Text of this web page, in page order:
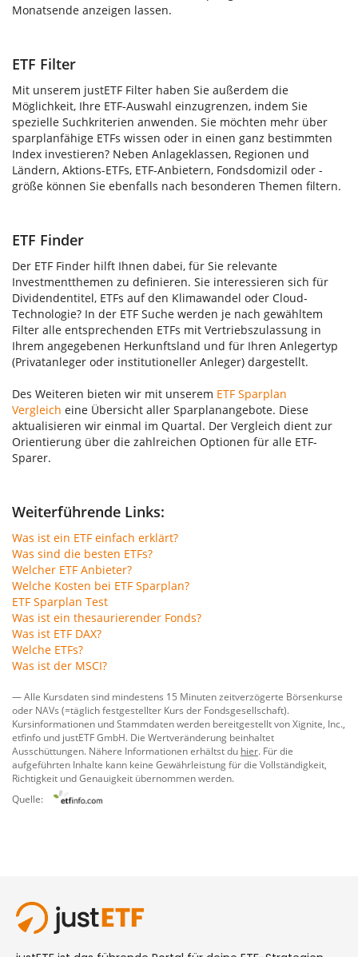
Monatsende anzeigen lassen.
ETF Filter
Mit unserem justETF Filter haben Sie außerdem die
Möglichkeit, Ihre ETF-Auswahl einzugrenzen, indem Sie
spezielle Suchkriterien anwenden. Sie möchten mehr über
sparplanfähige ETFs wissen oder in einen ganz bestimmten
Index investieren? Neben Anlageklassen, Regionen und
Ländern, Aktions-ETFs, ETF-Anbietern, Fondsdomizil oder -
größe können Sie ebenfalls nach besonderen Themen filtern.
ETF Finder
Der ETF Finder hilft Ihnen dabei, für Sie relevante
Investmentthemen zu definieren. Sie interessieren sich für
Dividendentitel, ETFs auf den Klimawandel oder Cloud-
Technologie? In der ETF Suche werden je nach gewähltem
Filter alle entsprechenden ETFs mit Vertriebszulassung in
Ihrem angegebenen Herkunftsland und für Ihren Anlegertyp
(Privatanleger oder institutioneller Anleger) dargestellt.
Des Weiteren bieten wir mit unserem ETF Sparplan
Vergleich eine Übersicht aller Sparplanangebote. Diese
aktualisieren wir einmal im Quartal. Der Vergleich dient zur
Orientierung über die zahlreichen Optionen für alle ETF-
Sparer.
Weiterführende Links:
Was ist ein ETF einfach erklärt?
Was sind die besten ETFs?
Welcher ETF Anbieter?
Welche Kosten bei ETF Sparplan?
ETF Sparplan Test
Was ist ein thesaurierender Fonds?
Was ist ETF DAX?
Welche ETFs?
Was ist der MSCI?
— Alle Kursdaten sind mindestens 15 Minuten zeitverzögerte Börsenkurse
oder NAVs (=täglich festgestellter Kurs der Fondsgesellschaft).
Kursinformationen und Stammdaten werden bereitgestellt vonXignite, Inc.
etfinfo und justETF GmbH. Die Wertveränderung beinhaltet
Ausschüttungen. Nähere Informationen erhältst du hier. Für die
aufgeführten Inhalte kann keine Gewährleistung für die Vollständigkeit,
Richtigkeit und Genauigkeit übernommen werden.
Quelle: